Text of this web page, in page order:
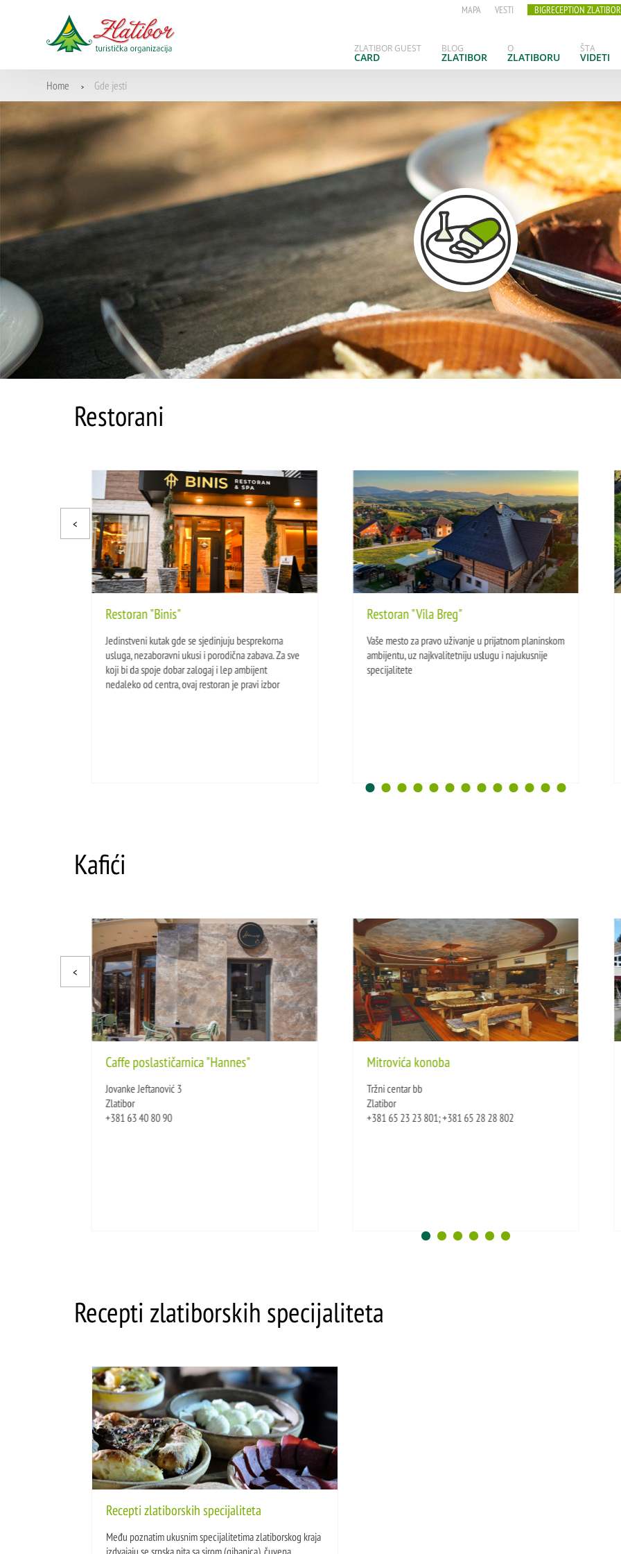
MAPA VESTI BIGRECEPTION ZLATIBOR
ZLATIBOR GUEST
CARD
BLOG
ZLATIBOR
O
ZLATIBORU
ŠTA
VIDETI
Home > Gde jesti
Restorani
Restoran "Binis"
Jedinstveni kutak gde se sjedinjuju besprekorna
usluga, nezaboravni ukusi i porodična zabava. Za sve
koji bi da spoje dobar zalogaj i lep ambijent
nedaleko od centra, ovaj restoran je pravi izbor
Restoran "Vila Breg"
Vaše mesto za pravo uživanje u prijatnom planinskom
ambijentu, uz najkvalitetniju uslugu i najukusnije
specijalitete
Kafići
Caffe poslastičarnica "Hannes"
Jovanke Jeftanović 3
Zlatibor
+381 63 40 80 90
Mitrovića konoba
Tržni centar bb
Zlatibor
+381 65 23 23 801; +381 65 28 28 802
Recepti zlatiborskih specijaliteta
Recepti zlatiborskih specijaliteta
Među poznatim ukusnim specijalitetima zlatiborskog kraja